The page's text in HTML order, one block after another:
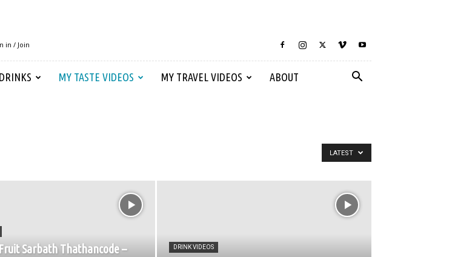
in / Join
DRINKS MY TASTE VIDEOS MY TRAVEL VIDEOS ABOUT
LATEST
Sarbath Thathancode –
DRINK VIDEOS